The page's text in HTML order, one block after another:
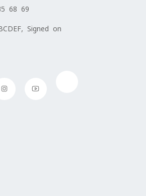
68 69
Signed on